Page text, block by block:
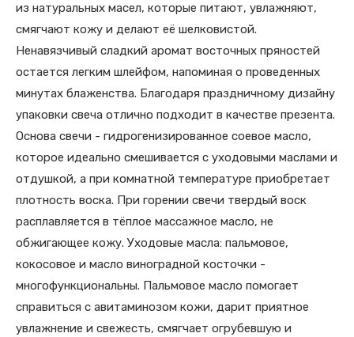
из натуральных масел, которые питают, увлажняют,
смягчают кожу и делают её шелковистой.
Ненавязчивый сладкий аромат восточных пряностей
остается легким шлейфом, напоминая о проведенных
минутах блаженства. Благодаря праздничному дизайну
упаковки свеча отлично подходит в качестве презента.
Основа свечи - гидрогенизированное соевое масло,
которое идеально смешивается с уходовыми маслами и
отдушкой, а при комнатной температуре приобретает
плотность воска. При горении свечи твердый воск
расплавляется в тёплое массажное масло, не
обжигающее кожу. Уходовые масла: пальмовое,
кокосовое и масло виноградной косточки -
многофункциональны. Пальмовое масло помогает
справиться с авитаминозом кожи, дарит приятное
увлажнение и свежесть, смягчает огрубевшую и